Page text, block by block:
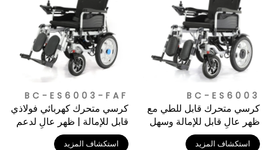
BC-ES6003
كرسي متحرك قابل للطي مع
ظهر عالٍ قابل للإمالة وسهل
الحمل
استكشاف المزيد
BC-ES6003-FAF
كرسي متحرك كهربائي فولاذي
قابل للإمالة | ظهر عالٍ لدعم
الجسم بالكامل
استكشاف المزيد